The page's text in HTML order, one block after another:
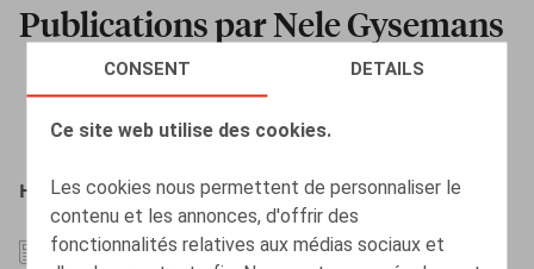
CONSENT DETAILS
Ce site web utilise des cookies.
Les cookies nous permettent de personnaliser le
contenu et les annonces, d'offrir des
fonctionnalités relatives aux médias sociaux et
Publications par Nele Gysemans
Het nieuwe Ontslagdecreet praktisch toegelicht
31.01.2025